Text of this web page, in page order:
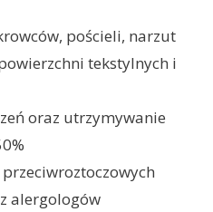
pościeli, narzut
tekstylnych i
oraz utrzymywanie
alergologów